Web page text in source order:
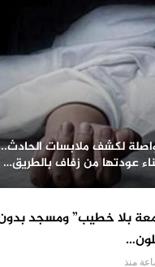
لكشف ملابسات
عودتها من زفاف بالطريق…
بلا خطيب” ومسجد